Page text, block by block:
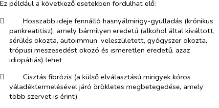
Ez például a következő esetekben fordulhat elő:
​
Hosszabb ideje fennálló hasnyálmirigy-gyulladás (krónikus
pankreatitisz), amely bármilyen eredetű (alkohol által kiváltott,
sérülés okozta, autoimmun, veleszületett, gyógyszer okozta,
trópusi meszesedést okozó és ismeretlen eredetű, azaz
idiopátiás) lehet
​
Cisztás fibrózis (a külső elválasztású mirigyek kóros
váladéktermelésével járó örökletes megbetegedése, amely
több szervet is érint)